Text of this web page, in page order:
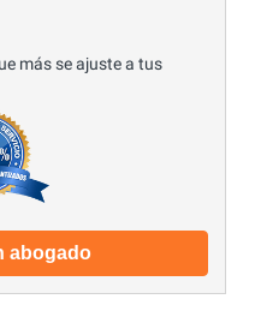
más se ajuste a tus
abogado